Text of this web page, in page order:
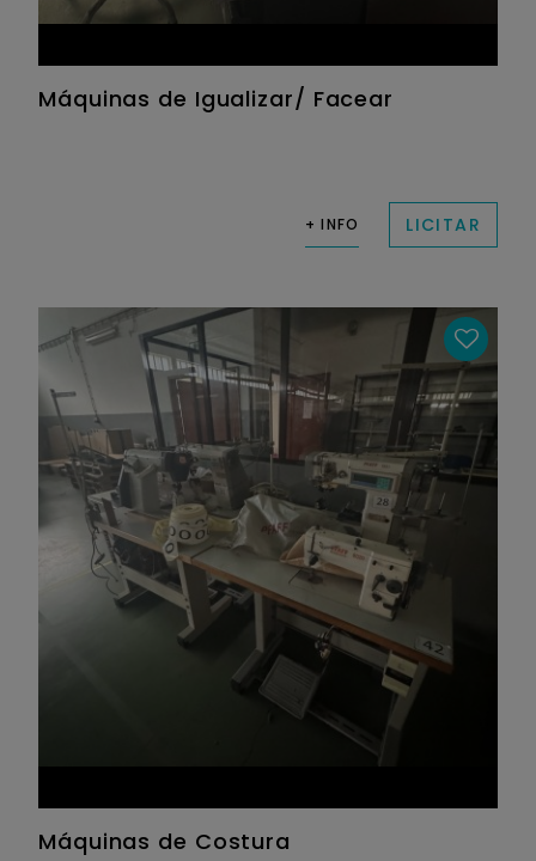
Máquinas de Igualizar/ Facear
+ INFO LICITAR
Máquinas de Costura